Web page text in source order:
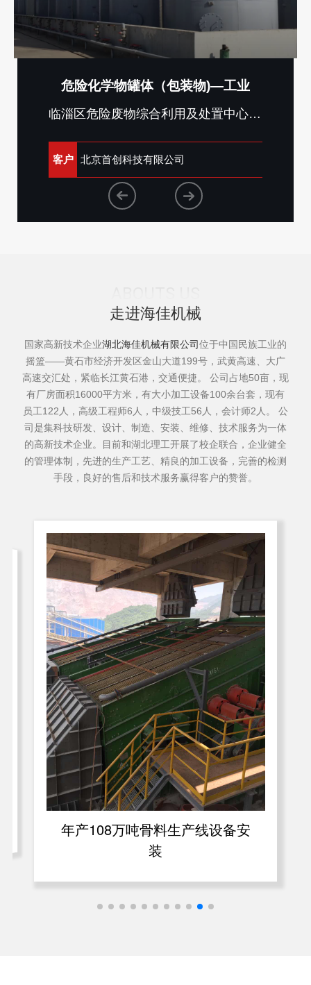
危险化学物罐体（包装物)—工业
临淄区危险废物综合利用及处置中心项目
客户 北京首创科技有限公司
走进海佳机械
国家高新技术企业湖北海佳机械有限公司位于中国民族工业的
摇篮——黄石市经济开发区金山大道199号，武黄高速、大广
高速交汇处，紧临长江黄石港，交通便捷。 公司占地50亩，现
有厂房面积16000平方米，有大小加工设备100余台套，现有
员工122人，高级工程师6人，中级技工56人，会计师2人。 公
司是集科技研发、设计、制造、安装、维修、技术服务为一体
的高新技术企业。目前和湖北理工开展了校企联合，企业健全
的管理体制，先进的生产工艺、精良的加工设备，完善的检测
手段，良好的售后和技术服务赢得客户的赞誉。